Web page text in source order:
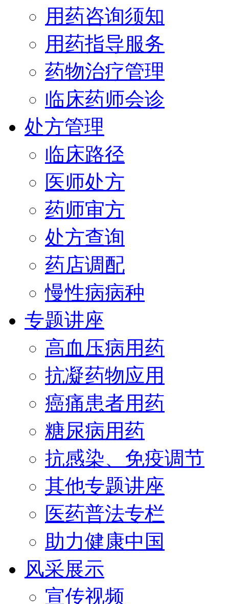
用药咨询须知
用药指导服务
药物治疗管理
临床药师会诊
处方管理
临床路径
医师处方
药师审方
处方查询
药店调配
慢性病病种
专题讲座
高血压病用药
抗凝药物应用
癌痛患者用药
糖尿病用药
抗感染、免疫调节
其他专题讲座
医药普法专栏
助力健康中国
风采展示
宣传视频